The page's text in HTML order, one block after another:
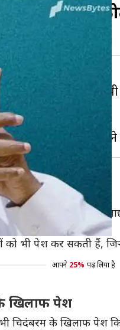
की पूछताछ,
से आज केंद्रीय जांच
दिन में उनसे तीन घंटे
भी पेश कर सकती हैं,
आपने 25% पढ़ लिया है
के खिलाफ पेश
चिदंबरम के खिलाफ पेश